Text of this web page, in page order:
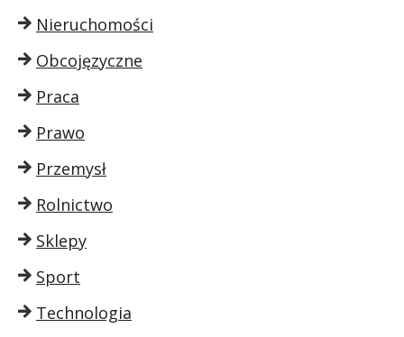
Nieruchomości
Obcojęzyczne
Praca
Prawo
Przemysł
Rolnictwo
Sklepy
Sport
Technologia